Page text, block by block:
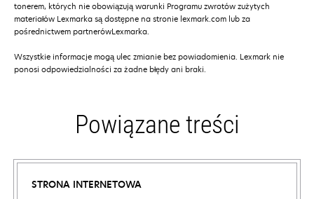
tonerem, których nie obowiązują warunki Programu zwrotów zużytych
materiałów Lexmarka są dostępne na stronie lexmark.com lub za
pośrednictwem partnerówLexmarka.
Wszystkie informacje mogą ulec zmianie bez powiadomienia. Lexmark nie
ponosi odpowiedzialności za żadne błędy ani braki.
Powiązane treści
STRONA INTERNETOWA